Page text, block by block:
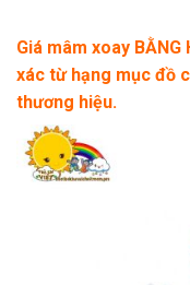
Giá mâm xoay
xác từ hạng mục đồ
thương hiệu.